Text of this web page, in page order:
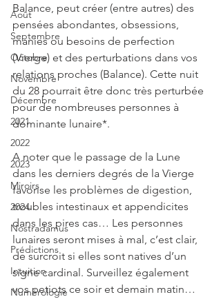
Août
Septembre
Octobre
Novembre
Décembre
2021
2022
2023
Miroirs
2024
Nostradamus
Prédictions
Intuition
Numérologie
Balance, peut créer (entre autres) des
pensées abondantes, obsessions,
manies ou besoins de perfection
(Vierge) et des perturbations dans vos
relations proches (Balance). Cette nuit
du 28 pourrait être donc très perturbée
pour de nombreuses personnes à
dominante lunaire*.
A noter que le passage de la Lune
dans les derniers degrés de la Vierge
favorise les problèmes de digestion,
troubles intestinaux et appendicites
dans les pires cas… Les personnes
lunaires seront mises à mal, c’est clair,
de surcroit si elles sont natives d’un
signe cardinal. Surveillez également
vos petiots ce soir et demain matin…